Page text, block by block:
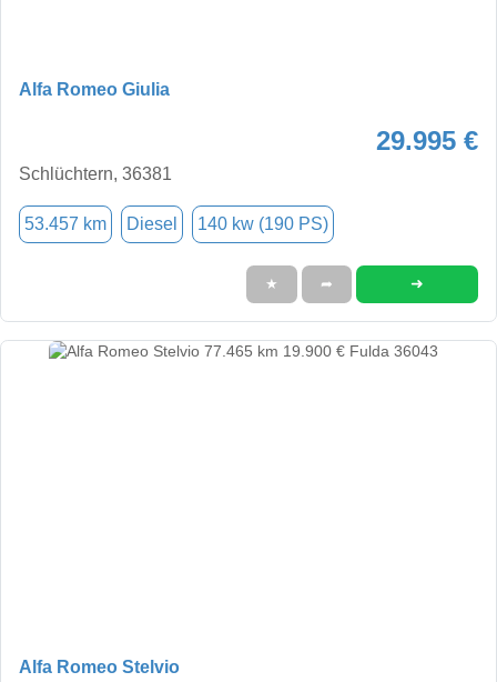
Alfa Romeo Giulia
29.995 €
Schlüchtern, 36381
53.457 km Diesel 140 kw (190 PS)
★ ➦ ➜
Alfa Romeo Stelvio